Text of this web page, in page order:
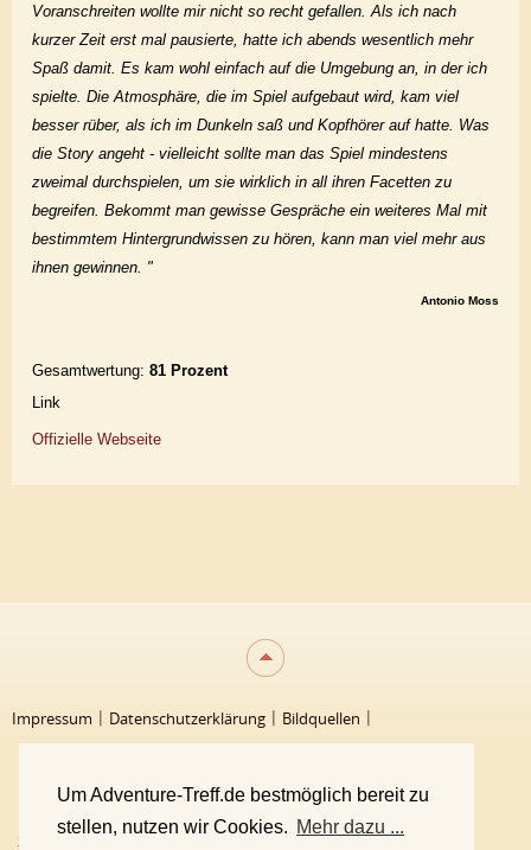
Um Adventure-Treff.de bestmöglich bereit zu
stellen, nutzen wir Cookies. Mehr dazu ...
Voranschreiten wollte mir nicht so recht gefallen. Als ich nach
kurzer Zeit erst mal pausierte, hatte ich abends wesentlich mehr
Spaß damit. Es kam wohl einfach auf die Umgebung an, in der ich
spielte. Die Atmosphäre, die im Spiel aufgebaut wird, kam viel
besser rüber, als ich im Dunkeln saß und Kopfhörer auf hatte. Was
die Story angeht - vielleicht sollte man das Spiel mindestens
zweimal durchspielen, um sie wirklich in all ihren Facetten zu
begreifen. Bekommt man gewisse Gespräche ein weiteres Mal mit
bestimmtem Hintergrundwissen zu hören, kann man viel mehr aus
ihnen gewinnen. "
Antonio Moss
Gesamtwertung:81 Prozent
Link
Offizielle Webseite
Impressum Datenschutzerklärung
Bildquellen
2000 - 2026 Adventure-Treff